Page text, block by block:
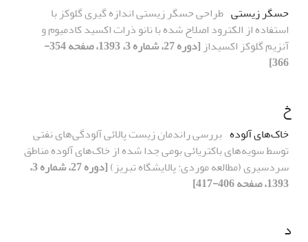
حسگر زیستی طراحی حسگر زیستی اندازه گیری گلوکز با
استفاده از الکترود اصلاح شده با نانو ذرات اکسید کادمیوم و
آنزیم گلوکز اکسیداز
[دوره 27، شماره 3، 1393، صفحه 354-
366]
خ
خاک‌های آلوده بررسی راندمان زیست پالائی آلودگی‌های نفتی
توسط سویه‌های باکتریائی بومی جدا‌ شده از خاک‌های آلوده مناطق
سردسیری (مطالعه موردی: پالایشگاه تبریز)
[دوره 27، شماره 3،
1393، صفحه 406-417]
د